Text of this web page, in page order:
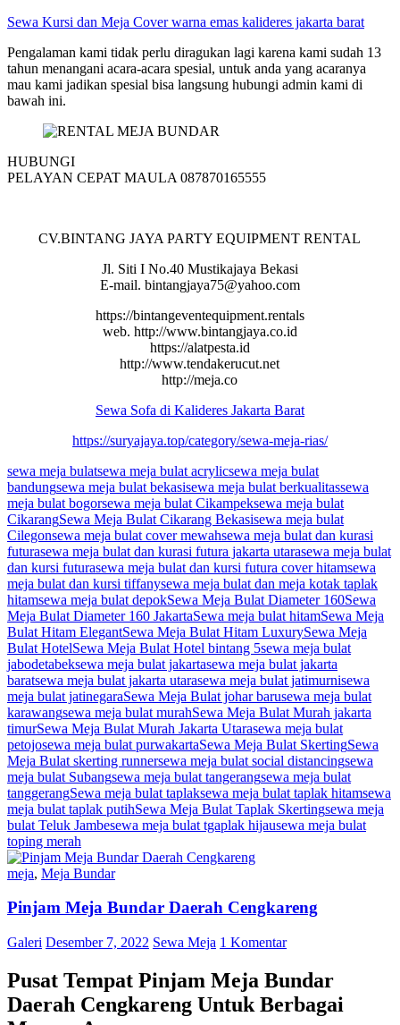
Sewa Kursi dan Meja Cover warna emas kalideres jakarta barat
Pengalaman kami tidak perlu diragukan lagi karena kami sudah 13
tahun menangani acara-acara spesial, untuk anda yang acaranya
mau kami jadikan spesial bisa langsung hubungi admin kami di
bawah ini.
HUBUNGI
PELAYAN CEPAT MAULA 087870165555
CV.BINTANG JAYA PARTY EQUIPMENT RENTAL
Jl. Siti I No.40 Mustikajaya Bekasi
E-mail. bintangjaya75@yahoo.com
https://bintangeventequipment.rentals
web. http://www.bintangjaya.co.id
https://alatpesta.id
http://www.tendakerucut.net
http://meja.co
Sewa Sofa di Kalideres Jakarta Barat
https://suryajaya.top/category/sewa-meja-rias/
sewa meja bulatsewa meja bulat acrylicsewa meja bulat
bandungsewa meja bulat bekasisewa meja bulat berkualitassewa
meja bulat bogorsewa meja bulat Cikampeksewa meja bulat
CikarangSewa Meja Bulat Cikarang Bekasisewa meja bulat
Cilegonsewa meja bulat cover mewahsewa meja bulat dan kurasi
futurasewa meja bulat dan kurasi futura jakarta utarasewa meja bulat
dan kursi futurasewa meja bulat dan kursi futura cover hitamsewa
meja bulat dan kursi tiffanysewa meja bulat dan meja kotak taplak
hitamsewa meja bulat depokSewa Meja Bulat Diameter 160Sewa
Meja Bulat Diameter 160 JakartaSewa meja bulat hitamSewa Meja
Bulat Hitam ElegantSewa Meja Bulat Hitam LuxurySewa Meja
Bulat HotelSewa Meja Bulat Hotel bintang 5sewa meja bulat
jabodetabeksewa meja bulat jakartasewa meja bulat jakarta
baratsewa meja bulat jakarta utarasewa meja bulat jatimurnisewa
meja bulat jatinegaraSewa Meja Bulat johar barusewa meja bulat
karawangsewa meja bulat murahSewa Meja Bulat Murah jakarta
timurSewa Meja Bulat Murah Jakarta Utarasewa meja bulat
petojosewa meja bulat purwakartaSewa Meja Bulat SkertingSewa
Meja Bulat skerting runnersewa meja bulat social distancingsewa
meja bulat Subangsewa meja bulat tangerangsewa meja bulat
tanggerangSewa meja bulat taplaksewa meja bulat taplak hitamsewa
meja bulat taplak putihSewa Meja Bulat Taplak Skertingsewa meja
bulat Teluk Jambesewa meja bulat tgaplak hijausewa meja bulat
toping merah
meja, Meja Bundar
Pinjam Meja Bundar Daerah Cengkareng
Galeri Desember 7, 2022 Sewa Meja 1 Komentar
Pusat Tempat Pinjam Meja Bundar
Daerah Cengkareng Untuk Berbagai